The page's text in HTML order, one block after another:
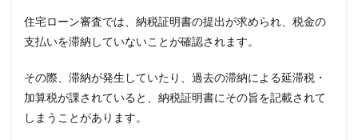
住宅ローン審査では、納税証明書の提出が求められ、税金の
支払いを滞納していないことが確認されます。
その際、滞納が発生していたり、過去の滞納による延滞税・
加算税が課されていると、納税証明書にその旨を記載されて
しまうことがあります。